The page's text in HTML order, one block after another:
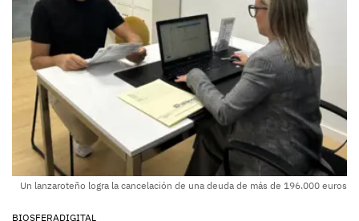
Un lanzaroteño logra la cancelación de una deuda de más de 196.000 euros
BIOSFERADIGITAL